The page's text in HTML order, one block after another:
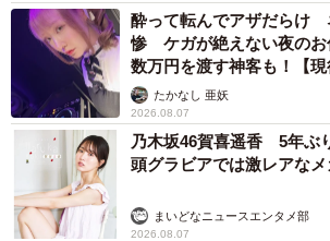
酔って転んでアザだらけ
惨 ケガが絶えない夜の
数万円を渡す神客も！【現
たかなし 亜妖
2026.08.07
乃木坂46賀喜遥香 5年ぶ
頭グラビアでは激レアな
まいどなニュースエンタメ部
2026.08.07